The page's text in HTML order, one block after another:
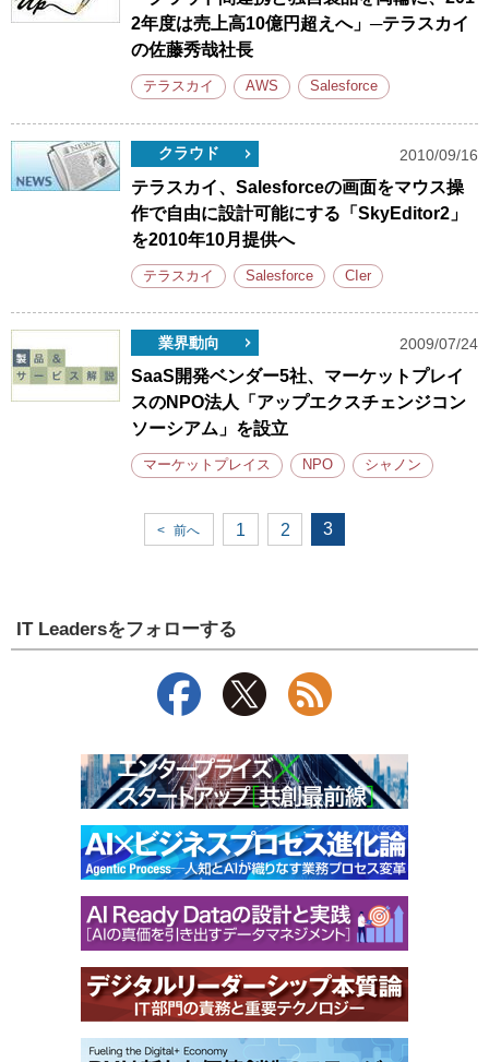
2年度は売上高10億円超えへ」─テラスカイ
の佐藤秀哉社長
テラスカイ AWS Salesforce
クラウド 2010/09/16
テラスカイ、Salesforceの画面をマウス操
作で自由に設計可能にする「SkyEditor2」
を2010年10月提供へ
テラスカイ Salesforce CIer
業界動向 2009/07/24
SaaS開発ベンダー5社、マーケットプレイ
スのNPO法人「アップエクスチェンジコン
ソーシアム」を設立
マーケットプレイス NPO シャノン
< 前へ 1 2 3
IT Leadersをフォローする